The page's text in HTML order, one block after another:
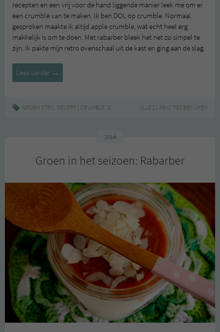
recepten en een vrij voor de hand liggende manier leek me om er
een crumble van te maken. Ik ben DOL op crumble. Normaal
gesproken maakte ik altijd apple crumble, wat echt heel erg
makkelijk is om te doen. Met rabarber bleek het net zo simpel te
zijn. Ik pakte mijn retro ovenschaal uit de kast en ging aan de slag.
Lees verder Groen
in
seizoen:
→
GROEN ETEN, RECEPT CRUMBLE, GROEN IN HET SEIZOEN ,RABARBER,RECEPT
ALLE 21 REACTIES BEKIJKEN
2014
Groen in het seizoen: Rabarber